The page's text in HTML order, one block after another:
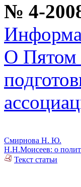
№ 4-
О Пятом
Смирнова Н. Ю.
Н.Н.Моисеев: о
Текст статьи